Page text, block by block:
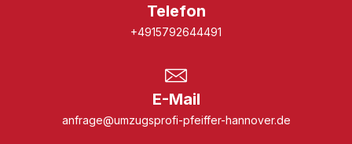
Telefon
+4915792644491
E-Mail
anfrage@umzugsprofi-pfeiffer-hannover.de